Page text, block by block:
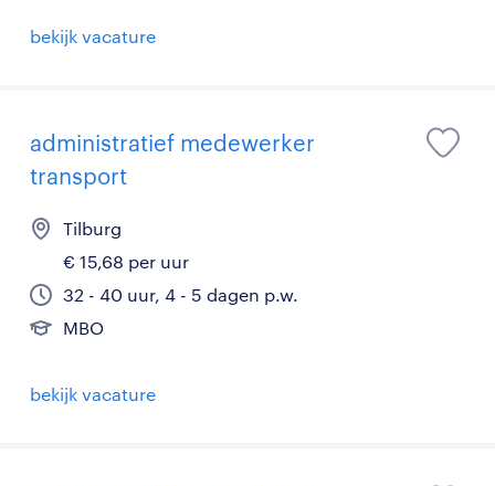
bekijk vacature
administratief medewerker
transport
Tilburg
€ 15,68 per uur
32 - 40 uur, 4 - 5 dagen p.w.
MBO
bekijk vacature